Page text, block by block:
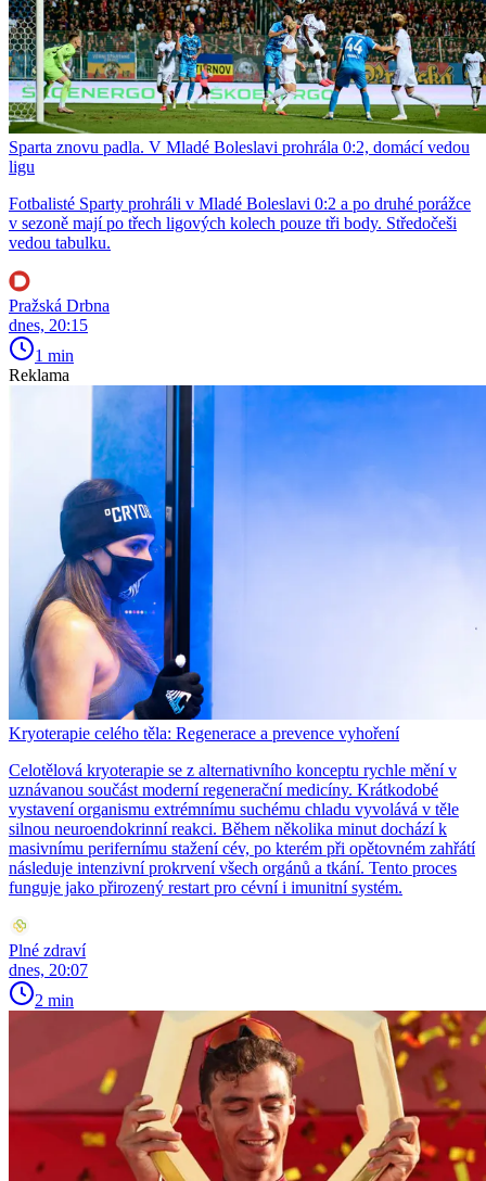
Sparta znovu padla. V Mladé Boleslavi prohrála 0:2, domácí vedou
ligu
Fotbalisté Sparty prohráli v Mladé Boleslavi 0:2 a po druhé porážce
v sezoně mají po třech ligových kolech pouze tři body. Středočeši
vedou tabulku.
Pražská Drbna
dnes, 20:15
1 min
Reklama
Kryoterapie celého těla: Regenerace a prevence vyhoření
Celotělová kryoterapie se z alternativního konceptu rychle mění v
uznávanou součást moderní regenerační medicíny. Krátkodobé
vystavení organismu extrémnímu suchému chladu vyvolává v těle
silnou neuroendokrinní reakci. Během několika minut dochází k
masivnímu perifernímu stažení cév, po kterém při opětovném zahřátí
následuje intenzivní prokrvení všech orgánů a tkání. Tento proces
funguje jako přirozený restart pro cévní i imunitní systém.
Plné zdraví
dnes, 20:07
2 min